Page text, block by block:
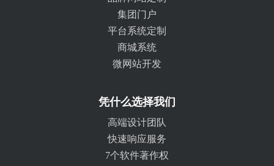
集团门户
平台系统定制
商城系统
微网站开发
凭什么选择我们
高端设计团队
快速响应服务
7个软件著作权